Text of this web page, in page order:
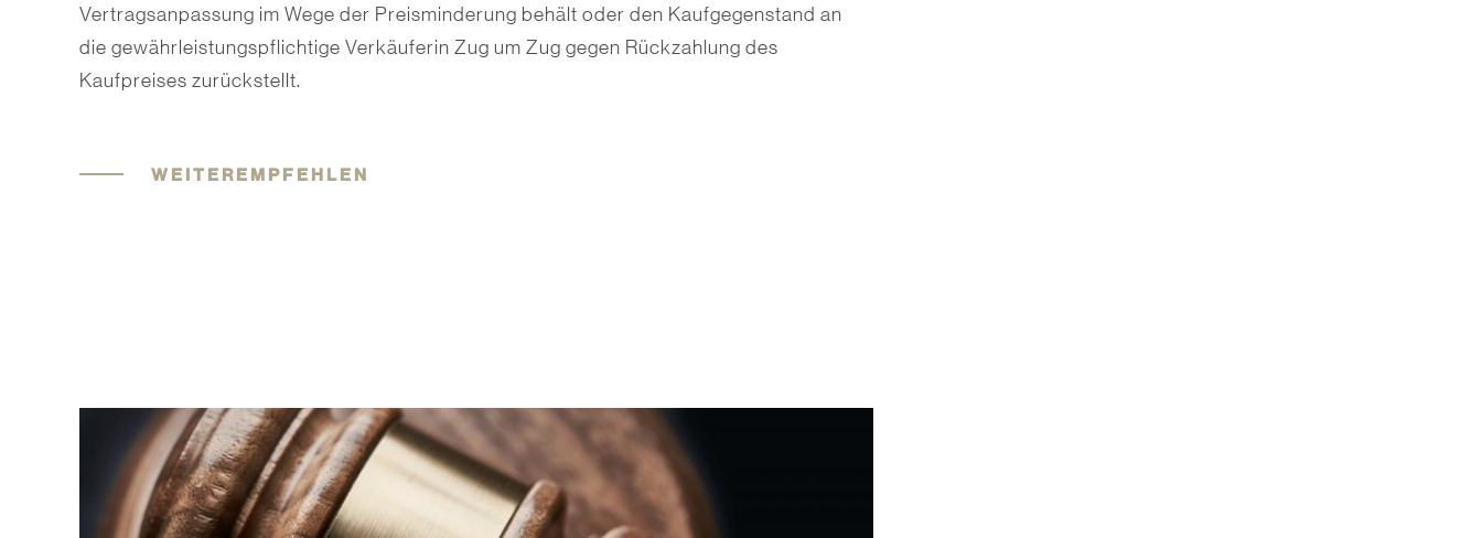
Vertragsanpassung im Wege der Preisminderung behält oder den Kaufgegenstand an
die gewährleistungspflichtige Verkäuferin Zug um Zug gegen Rückzahlung des
Kaufpreises zurückstellt.
WEITEREMPFEHLEN